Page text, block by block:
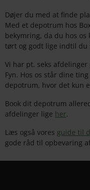
Døjer du med at finde
Med et depotrum hos
bekymring, da du hos
tørt og godt lige indtil du
Vi har pt. seks
Fyn. Hos os står dine
depotrum, hvor det kun
Book dit depotrum
afdelinger lige her.
Læs også vores guide til
gode råd til opbevaring